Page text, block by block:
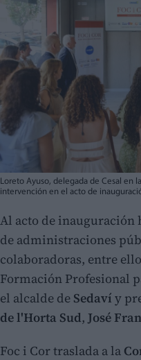
Loreto Ayuso, delegada de Cesal en
intervención en el acto de
Al acto de inauguración
de administraciones
colaboradoras, entre
Formación Profesional
el alcalde de Sedaví y
de l'Horta Sud, José
Foc i Cor traslada a la